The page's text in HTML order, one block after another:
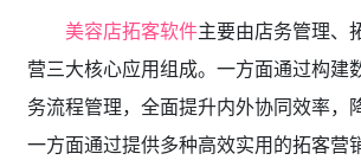
美容店拓客软件主要由店务管理、
营三大核心应用组成。一方面通过构建
务流程管理，全面提升内外协同效率，
一方面通过提供多种高效实用的拓客营